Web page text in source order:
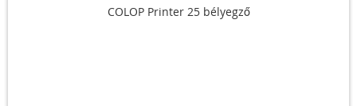
COLOP Printer 25 bélyegző